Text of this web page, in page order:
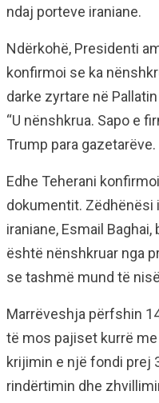
ndaj porteve iraniane.
Ndërkohë, Presidenti
konfirmoi se ka
darke zyrtare në
“U nënshkrua. Sapo e
Trump para gazetarëve.
Edhe Teherani
dokumentit.
iraniane, Esmail
është nënshkruar nga
se tashmë mund të
Marrëveshja përfshin
të mos pajiset kurrë
krijimin e një fondi prej
rindërtimin dhe